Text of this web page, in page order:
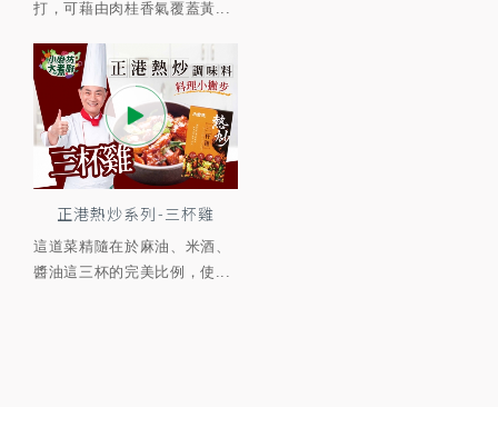
打，可藉由肉桂香氣覆蓋黃...
正港熱炒系列-三杯雞
這道菜精隨在於麻油、米酒、
醬油這三杯的完美比例，使...